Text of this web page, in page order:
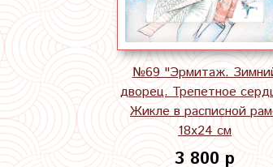
№69 "Эрмитаж.
дворец. Трепетное
Жикле в расписной
18х24 см
3 800 р